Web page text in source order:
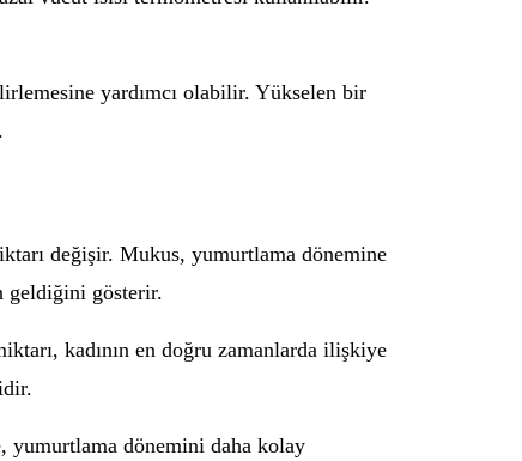
yardımcı olabilir. Yükselen bir
değişir. Mukus, yumurtlama dönemine
geldiğini gösterir.
kadının en doğru zamanlarda ilişkiye
yumurtlama dönemini daha kolay